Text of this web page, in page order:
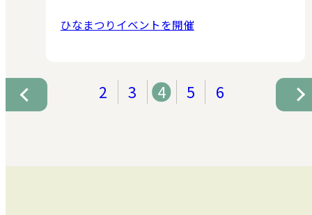
ひなまつりイベントを開催
2 3 4 5 6